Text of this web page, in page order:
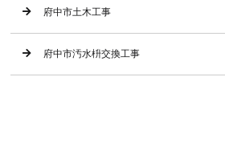
府中市土木工事
府中市汚水枡交換工事